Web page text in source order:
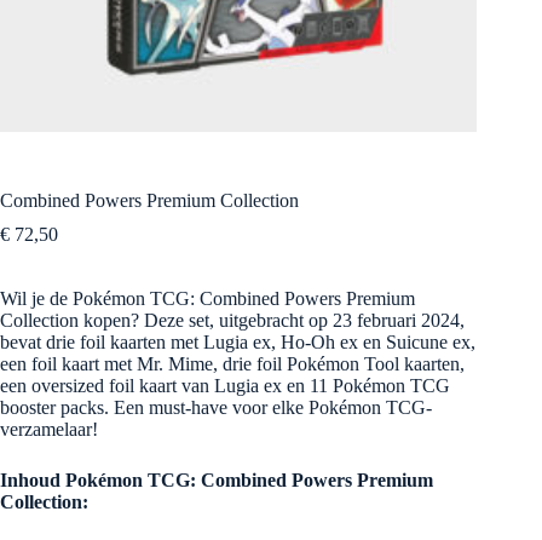
Combined Powers Premium Collection
€ 72,50
Wil je de Pokémon TCG: Combined Powers Premium
Collection kopen? Deze set, uitgebracht op 23 februari 2024,
bevat drie foil kaarten met Lugia ex, Ho-Oh ex en Suicune ex,
een foil kaart met Mr. Mime, drie foil Pokémon Tool kaarten,
een oversized foil kaart van Lugia ex en 11 Pokémon TCG
booster packs. Een must-have voor elke Pokémon TCG-
verzamelaar!
Inhoud Pokémon TCG: Combined Powers Premium
Collection: